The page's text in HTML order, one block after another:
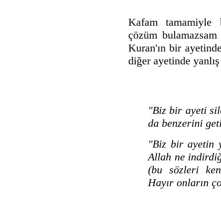
Kafam tamamiyle
çözüm bulamazsam
Kuran'ın bir
diğer ayetinde
"Biz bir ayeti
da benzerini
"Biz bir ayetin
Allah ne
(bu sözleri
Hayır onların